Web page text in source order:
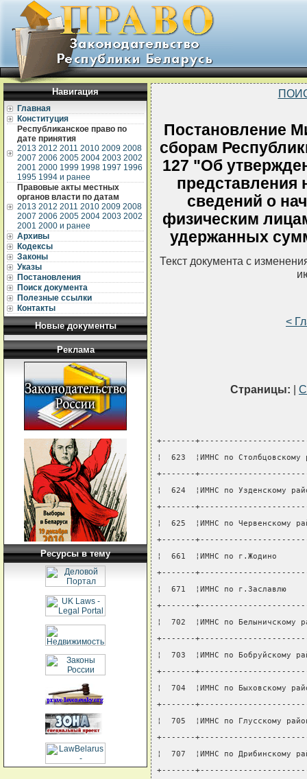
Навигация
Главная
Конституция
Республиканское право по
дате принятия
2013 2012 2011 2010 2009 2008
2007 2006 2005 2004 2003 2002
2001 2000 1999 1998 1997 1996
1995 1994 и ранее
Правовые акты местных
органов власти по датам
2013 2012 2011 2010 2009 2008
2007 2006 2005 2004 2003 2002
2001 2000 и ранее
Архивы
Кодексы
Законы
Указы
Постановления
Поиск документа
Полезные ссылки
Контакты
Новые документы
Реклама
Ресурсы в тему
Постановление
сборам
127 "Об
представления
сведений о
физическим
удержанных
Текст документа с
<
Страницы:
+-------
¦  623  ¦ИМНС по
+-------
¦  624  ¦ИМНС по
+-------
¦  625  ¦ИМНС по
+-------
¦  661  ¦ИМНС по
+-------
¦  671  ¦ИМНС по
+-------
¦  702  ¦ИМНС по
+-------
¦  703  ¦ИМНС по
+-------
¦  704  ¦ИМНС по
+-------
¦  705  ¦ИМНС по
+-------
¦  707  ¦ИМНС по
+-------